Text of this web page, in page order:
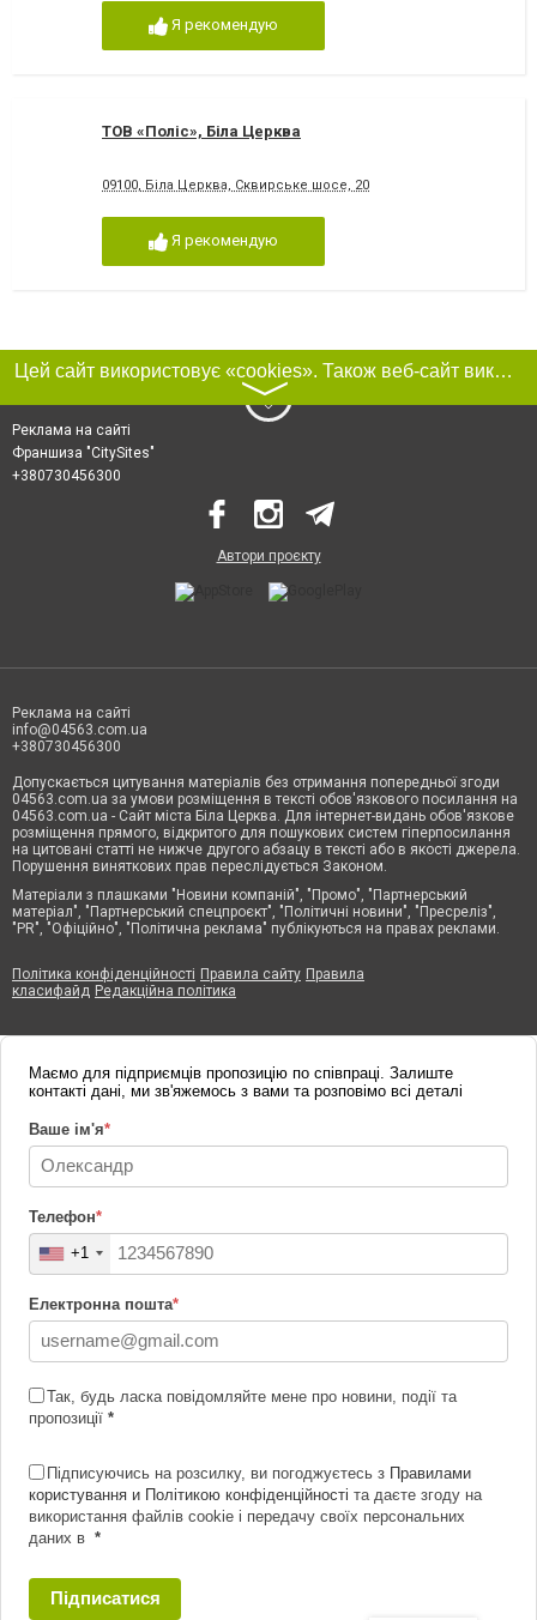
Я рекомендую
ТОВ «Поліс», Біла Церква
09100, Біла Церква, Сквирське шосе, 20
Я рекомендую
Цей сайт використовує «cookies». Також веб-сайт використовує інтернет-сервіс для збору технічних даних стосовно відвідувачів з метою отримання маркетингової та статистичної інформації. Умови обробки даних відвідувачів сайту див.
〉
Реклама на сайті
Франшиза "CitySites"
+380730456300
Автори проєкту
Реклама на сайті
info@04563.com.ua
+380730456300
Допускається цитування матеріалів без отримання попередньої згоди
04563.com.ua за умови розміщення в тексті обов'язкового посилання на
04563.com.ua - Сайт міста Біла Церква. Для інтернет-видань обов'язкове
розміщення прямого, відкритого для пошукових систем гіперпосилання
на цитовані статті не нижче другого абзацу в тексті або в якості джерела.
Порушення виняткових прав переслідується Законом.
Матеріали з плашками "Новини компаній", "Промо", "Партнерський
матеріал", "Партнерський спецпроєкт", "Політичні новини", "Пресреліз",
"PR", "Офіційно", "Політична реклама" публікуються на правах реклами.
Політика конфіденційності Правила сайту Правила
класифайд Редакційна політика
Маємо для підприємців пропозицію по співпраці. Залиште
контакті дані, ми зв'яжемось з вами та розповімо всі деталі
Ваше ім'я*
Телефон*
+1
Електронна пошта*
Так, будь ласка повідомляйте мене про новини, події та
пропозиції *
Підписуючись на розсилку, ви погоджуєтесь з Правилами
користування и Політикою конфіденційності та даєте згоду на
використання файлів cookie і передачу своїх персональних
даних в *
Підписатися